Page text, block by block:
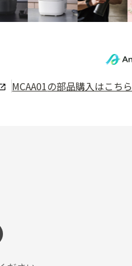
MCAA01の部品購入はこちら